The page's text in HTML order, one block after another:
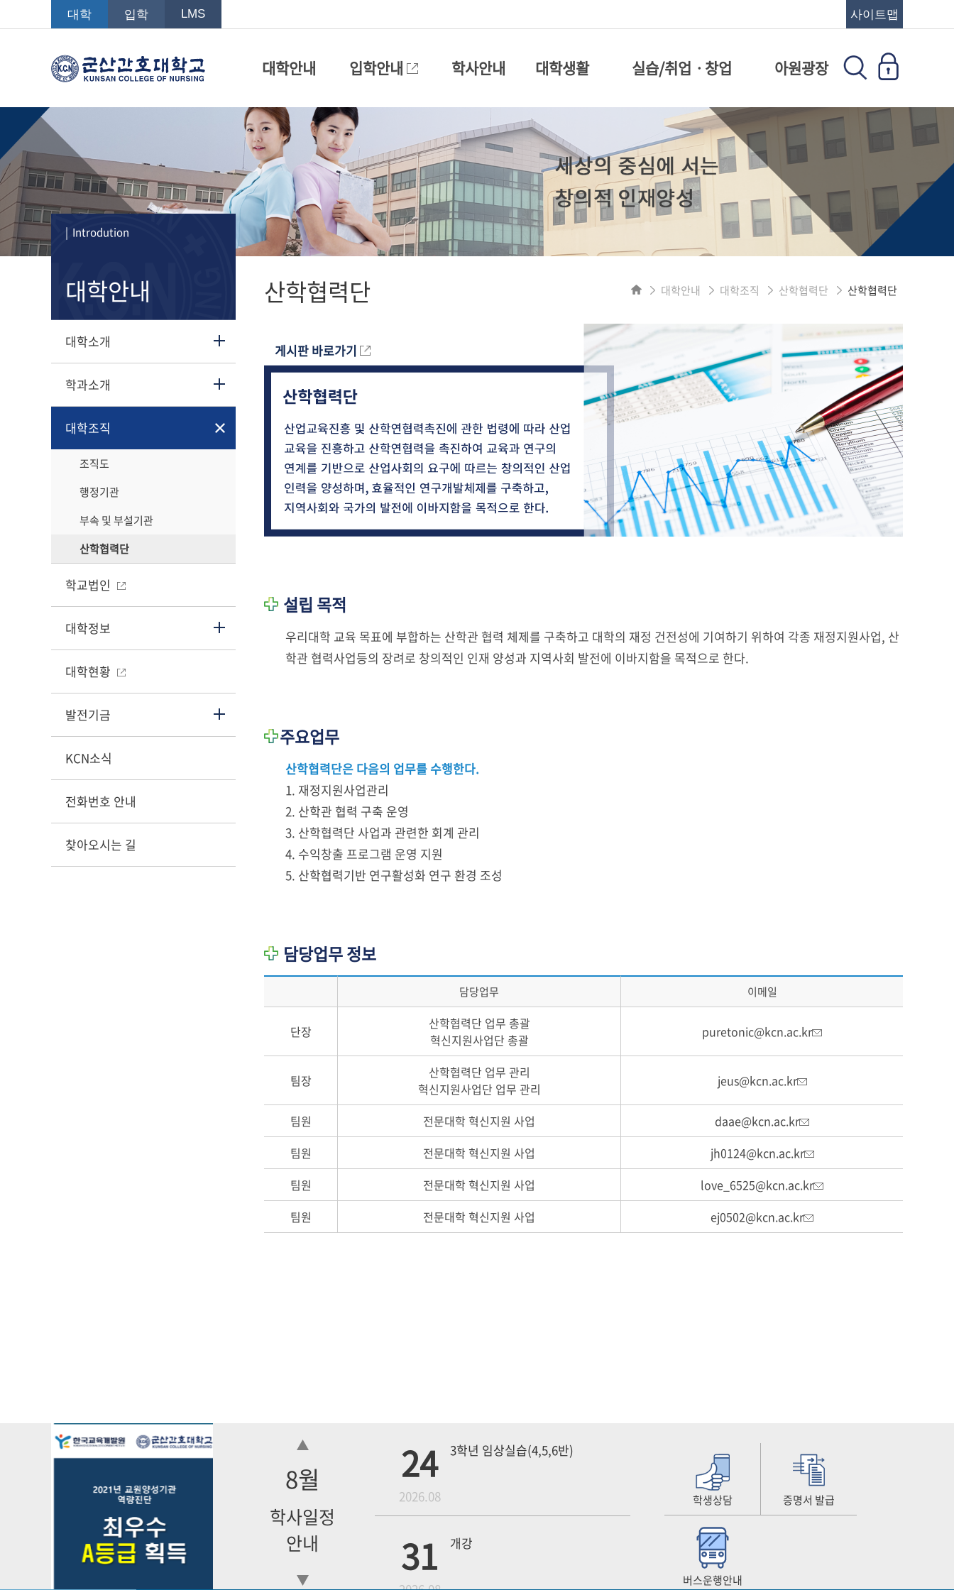
대학 입학 LMS 사이트맵
대학안내 입학안내 학사안내 대학생활 실습/취업ㆍ창업 아원광장
| Introdution
대학안내
대학소개
학과소개
대학조직
조직도
행정기관
부속 및 부설기관
산학협력단
학교법인
대학정보
대학현황
발전기금
KCN소식
전화번호 안내
찾아오시는 길
산학협력단 대학안내 대학조직 산학협력단 산학협력단
게시판 바로가기
설립 목적
우리대학 교육 목표에 부합하는 산학관 협력 체제를 구축하고 대학의 재정 건전성에 기여하기 위하여 각종 재정지원사업, 산
학관 협력사업등의 장려로 창의적인 인재 양성과 지역사회 발전에 이바지함을 목적으로 한다.
주요업무
산학협력단은 다음의 업무를 수행한다.
1. 재정지원사업관리
2. 산학관 협력 구축 운영
3. 산학협력단 사업과 관련한 회계 관리
4. 수익창출 프로그램 운영 지원
5. 산학협력기반 연구활성화 연구 환경 조성
담당업무 정보
담당업무 이메일
단장
산학협력단 업무 총괄
혁신지원사업단 총괄
puretonic@kcn.ac.kr
팀장
산학협력단 업무 관리
혁신지원사업단 업무 관리
jeus@kcn.ac.kr
팀원 전문대학 혁신지원 사업
daae@kcn.ac.kr
팀원
전문대학 혁신지원 사업
jh0124@kcn.ac.kr
팀원
전문대학 혁신지원 사업
love_6525@kcn.ac.kr
팀원
전문대학 혁신지원 사업 ej0502@kcn.ac.kr
8월
학사일정
안내
24
2026.08
3학년 임상실습(4,5,6반)
31 개강
학생상담 증명서 발급
버스운행안내